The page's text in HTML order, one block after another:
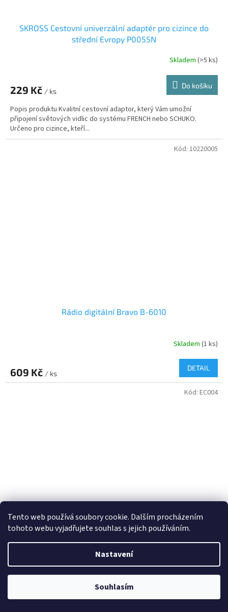
Tento web používá soubory cookie. Dalším procházením
tohoto webu vyjadřujete souhlas s jejich používáním.
Nastavení
Souhlasím
SKROSS Cestovní univerzální adaptér pro cizince do
střední Evropy P0055N
Skladem (>5 ks)
229 Kč / ks
Do košíku
Popis produktu Kvalitní cestovní adaptor, který Vám umožní
připojení světových vidlic do systému FRENCH nebo SCHUKO.
Určeno pro cizince, kteří...
Rádio digitální Bravo B-6010
Skladem (1 ks)
609 Kč / ks
DETAIL
Kód: 10220005
Baterie Energizer LR6 AA Classic Family Pack 16ks
Kód: EC004